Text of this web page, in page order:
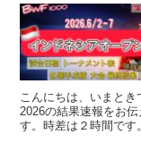
こんにちは、いまと
2026の結果速報をお
す。時差は２時間です